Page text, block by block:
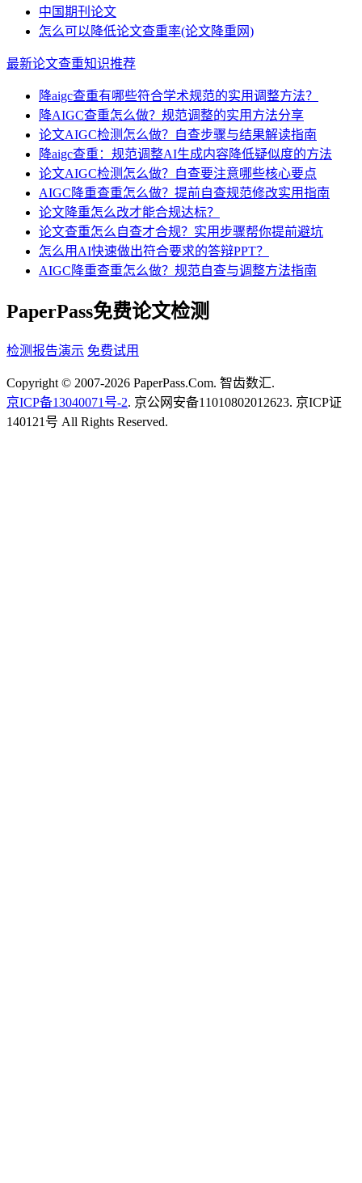
中国期刊论文
怎么可以降低论文查重率(论文降重网)
最新论文查重知识推荐
降aigc查重有哪些符合学术规范的实用调整方法？
降AIGC查重怎么做？规范调整的实用方法分享
论文AIGC检测怎么做？自查步骤与结果解读指南
降aigc查重：规范调整AI生成内容降低疑似度的方法
论文AIGC检测怎么做？自查要注意哪些核心要点
AIGC降重查重怎么做？提前自查规范修改实用指南
论文降重怎么改才能合规达标？
论文查重怎么自查才合规？实用步骤帮你提前避坑
怎么用AI快速做出符合要求的答辩PPT？
AIGC降重查重怎么做？规范自查与调整方法指南
PaperPass免费论文检测
检测报告演示 免费试用
Copyright © 2007-2026 PaperPass.Com. 智齿数汇.
京ICP备13040071号-2. 京公网安备11010802012623. 京ICP证
140121号 All Rights Reserved.